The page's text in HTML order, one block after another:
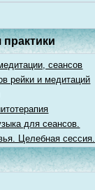
сеансов
рейки и медитаций
для сеансов.
Целебная сессия.